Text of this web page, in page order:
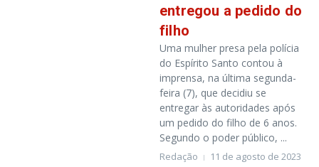
entregou a pedido do
filho
Uma mulher presa pela polícia
do Espírito Santo contou à
imprensa, na última segunda-
feira (7), que decidiu se
entregar às autoridades após
um pedido do filho de 6 anos.
Segundo o poder público, ...
Redação 11 de agosto de 2023